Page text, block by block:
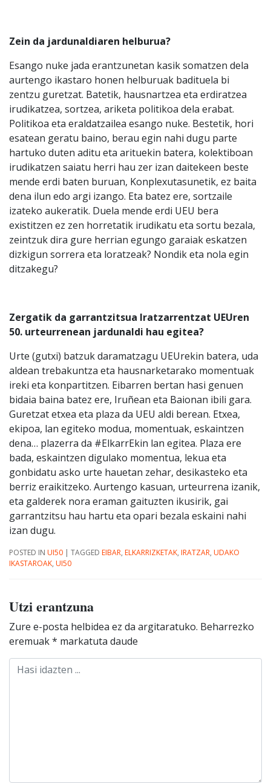
Zein da jardunaldiaren helburua?
Esango nuke jada erantzunetan kasik somatzen dela
aurtengo ikastaro honen helburuak badituela bi
zentzu guretzat. Batetik, hausnartzea eta erdiratzea
irudikatzea, sortzea, ariketa politikoa dela erabat.
Politikoa eta eraldatzailea esango nuke. Bestetik, hori
esatean geratu baino, berau egin nahi dugu parte
hartuko duten aditu eta arituekin batera, kolektiboan
irudikatzen saiatu herri hau zer izan daitekeen beste
mende erdi baten buruan, Konplexutasunetik, ez baita
dena ilun edo argi izango. Eta batez ere, sortzaile
izateko aukeratik. Duela mende erdi UEU bera
existitzen ez zen horretatik irudikatu eta sortu bezala,
zeintzuk dira gure herrian egungo garaiak eskatzen
dizkigun sorrera eta loratzeak? Nondik eta nola egin
ditzakegu?
Zergatik da garrantzitsua Iratzarrentzat UEUren
50. urteurrenean jardunaldi hau egitea?
Urte (gutxi) batzuk daramatzagu UEUrekin batera, uda
aldean trebakuntza eta hausnarketarako momentuak
ireki eta konpartitzen. Eibarren bertan hasi genuen
bidaia baina batez ere, Iruñean eta Baionan ibili gara.
Guretzat etxea eta plaza da UEU aldi berean. Etxea,
ekipoa, lan egiteko modua, momentuak, eskaintzen
dena… plazerra da #ElkarrEkin lan egitea. Plaza ere
bada, eskaintzen digulako momentua, lekua eta
gonbidatu asko urte hauetan zehar, desikasteko eta
berriz eraikitzeko. Aurtengo kasuan, urteurrena izanik,
eta galderek nora eraman gaituzten ikusirik, gai
garrantzitsu hau hartu eta opari bezala eskaini nahi
izan dugu.
POSTED IN UI50 | TAGGED EIBAR, ELKARRIZKETAK, IRATZAR, UDAKO
IKASTAROAK, UI50
Utzi erantzuna
Zure e-posta helbidea ez da argitaratuko. Beharrezko
eremuak* markatuta daude